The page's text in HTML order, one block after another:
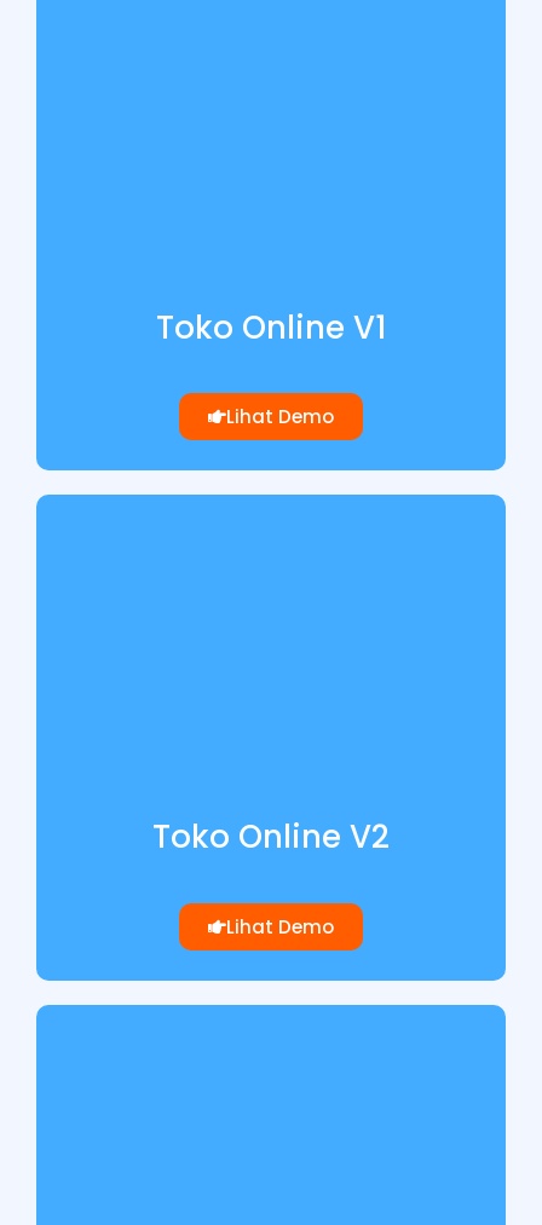
Toko Online V1
Lihat Demo
Toko Online V2
Lihat Demo